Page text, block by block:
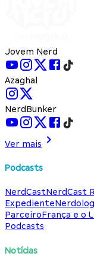
Jovem Nerd
Azaghal
NerdBunker
Ver mais
Podcasts
NerdCastNerdCast
Expediente
ParceiroFrança e o
Podcasts
Notícias